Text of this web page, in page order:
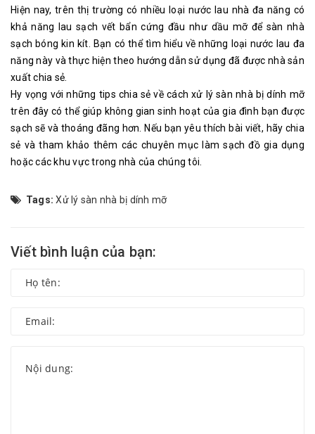
Hiện nay, trên thị trường có nhiều loại nước lau nhà đa năng có
khả năng lau sạch vết bẩn cứng đầu như dầu mỡ để sàn nhà
sạch bóng kin kít. Bạn có thể tìm hiểu về những loại nước lau đa
năng này và thực hiện theo hướng dẫn sử dụng đã được nhà sản
xuất chia sẻ.
Hy vọng với những tips chia sẻ về cách xử lý sàn nhà bị dính mỡ
trên đây có thể giúp không gian sinh hoạt của gia đình bạn được
sạch sẽ và thoáng đãng hơn. Nếu bạn yêu thích bài viết, hãy chia
sẻ và tham khảo thêm các chuyên mục làm sạch đồ gia dụng
hoặc các khu vực trong nhà của chúng tôi.
Tags: Xử lý sàn nhà bị dính mỡ
Viết bình luận của bạn: